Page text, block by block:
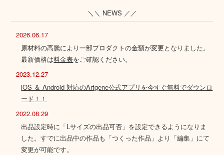
＼＼ NEWS ／／
2026.06.17
原材料の高騰により一部プロダクトの金額が変更となりました。
最新価格は料金表をご確認ください。
2023.12.27
iOS ＆ Android 対応のArtgene公式アプリを今すぐ無料でダウンロ
ード！！
2022.08.29
出品設定時に「Lサイズの出品可否」を設定できるようになりま
した。すでに出品中の作品も「つくった作品」より「編集」にて
変更が可能です。